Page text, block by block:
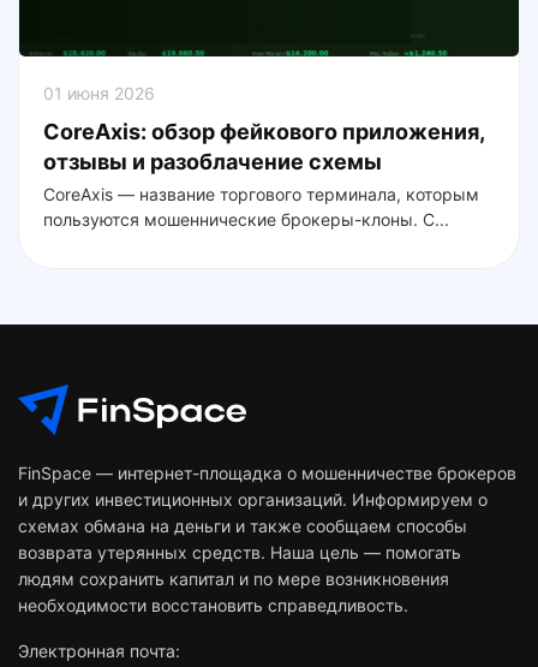
01 июня 2026
CoreAxis: обзор фейкового приложения,
отзывы и разоблачение схемы
CoreAxis — название торгового терминала, которым
пользуются мошеннические брокеры-клоны. С...
FinSpace — интернет-площадка о мошенничестве брокеров
и других инвестиционных организаций. Информируем о
схемах обмана на деньги и также сообщаем способы
возврата утерянных средств. Наша цель — помогать
людям сохранить капитал и по мере возникновения
необходимости восстановить справедливость.
Электронная почта: